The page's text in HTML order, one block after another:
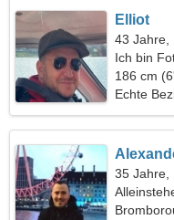
Elliot
43 Jahre,
Ich bin
186 cm
Echte
35 Jahre,